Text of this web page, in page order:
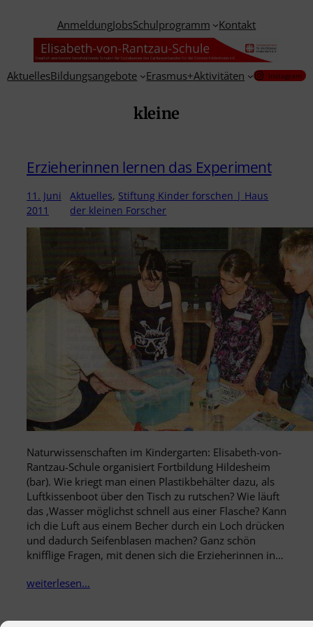
springen
AnmeldungJobsSchulprogramm Kontakt
AktuellesBildungsangebote Erasmus+Aktivitäten Instagram
kleine
Erzieherinnen lernen das Experiment
11. Juni
2011
Aktuelles, Stiftung Kinder forschen | Haus
der kleinen Forscher
Naturwissenschaften im Kindergarten: Elisabeth-von-
Rantzau-Schule organisiert Fortbildung Hildesheim
(bar). Wie kriegt man einen Plastikbehälter dazu, als
Luftkissenboot über den Tisch zu rutschen? Wie läuft
das ‚Wasser möglichst schnell aus einer Flasche? Kann
ich die Luft aus einem Becher durch ein Loch drücken
und dadurch Seifenblasen machen? Ganz schön
knifflige Fragen, mit denen sich die Erzieherinnen in…
weiterlesen…